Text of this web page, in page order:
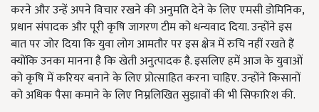
करने और उन्हें अपने विचार रखने की अनुमति देने के लिए एमसी डोमिनिक,
प्रधान संपादक और पूरी कृषि जागरण टीम को धन्यवाद दिया. उन्होंने इस
बात पर जोर दिया कि युवा लोग आमतौर पर इस क्षेत्र में रुचि नहीं रखते हैं
क्योंकि उनका मानना है कि खेती अनुत्पादक है. इसलिए हमें आज के युवाओं
को कृषि में करियर बनाने के लिए प्रोत्साहित करना चाहिए. उन्होंने किसानों
को अधिक पैसा कमाने के लिए निम्नलिखित सुझावों की भी सिफारिश की.